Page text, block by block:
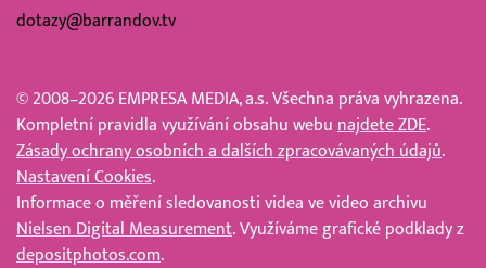
dotazy@barrandov.tv
© 2008–2026 EMPRESA MEDIA, a.s. Všechna práva vyhrazena.
Kompletní pravidla využívání obsahu webu najdete ZDE.
Zásady ochrany osobních a dalších zpracovávaných údajů.
Nastavení Cookies.
Informace o měření sledovanosti videa ve video archivu
Nielsen Digital Measurement. Využíváme grafické podklady z
depositphotos.com.